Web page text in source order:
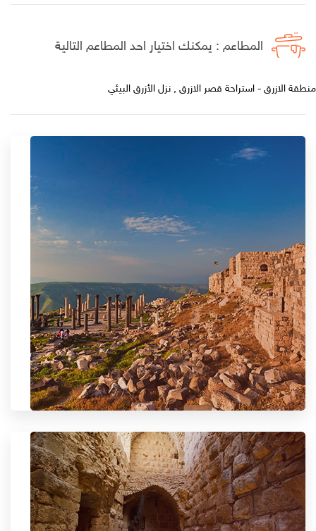
المطاعم : يمكنك اختيار احد المطاعم التالية
منطقة الازرق - استراحة قصر الازرق , نزل الأزرق البيئي